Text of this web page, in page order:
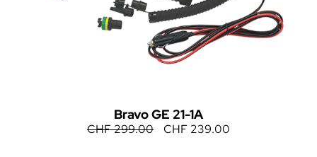
Bravo GE 21-1A
CHF299.00 CHF 239.00